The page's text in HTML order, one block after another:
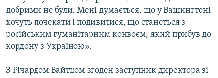
добрими не були. Мені думається, що у Вашингтоні
хочуть почекати і подивитися, що станеться з
російським гуманітарним конвоєм, який прибув до
кордону з Україною».
З Річардом Вайтцом згоден заступник директора зі